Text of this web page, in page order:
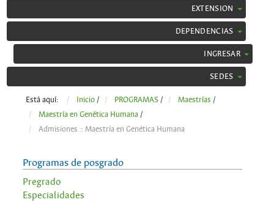
EXTENSION
DEPENDENCIAS
INGRESAR
SEDES
Está aquí: Inicio / PROGRAMAS / Maestrías /
Maestría en Genética Humana /
Admisiones :: Maestría en Genética Humana
Programas de posgrado
Pregrado
Especialidades